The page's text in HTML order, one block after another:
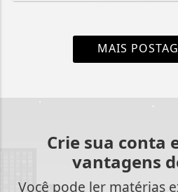
MAIS
Crie sua conta
vantagens
Você pode ler matérias